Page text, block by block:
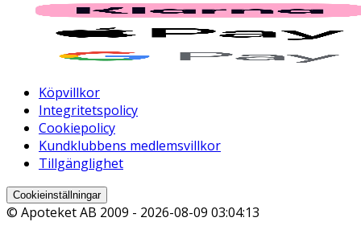
Köpvillkor
Integritetspolicy
Cookiepolicy
Kundklubbens medlemsvillkor
Tillgänglighet
Cookieinställningar
© Apoteket AB 2009 - 2026-08-09 03:04:13